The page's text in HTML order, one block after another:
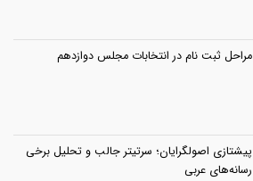
مراحل ثبت نام در انتخابات مجلس دوازدهم
پیشتازی اصولگرایان؛ سرتیتر جالب و تحلیل برخی
رسانه‌های عربی